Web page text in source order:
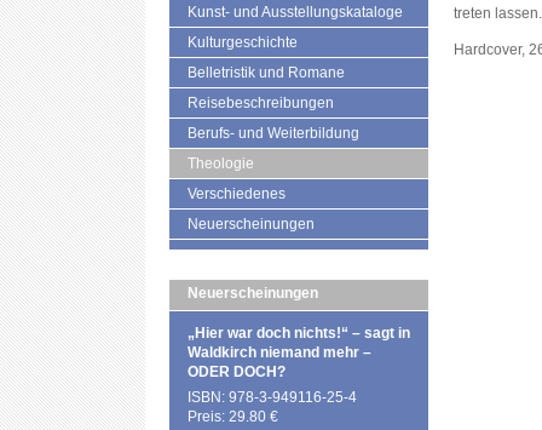
Kunst- und Ausstellungskataloge
Kulturgeschichte
Belletristik und Romane
Reisebeschreibungen
Berufs- und Weiterbildung
Theologie
Verschiedenes
Neuerscheinungen
Neuerscheinungen
„Hier war doch nichts!“ – sagt in
Waldkirch niemand mehr –
ODER DOCH?
ISBN: 978-3-949116-25-4
Preis: 29.80 €
treten lassen.
Hardcover,